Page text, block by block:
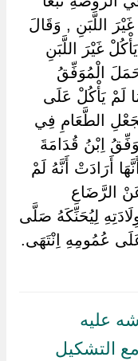
اللَّبَنِ , وَقَالَ
غَيْرَ اللَّبَنِ
الْمُوَفِّقُ
لَمْ يَأْكُلْ عَلَى
الطَّعَامِ فِي
اِبْنُ قُدَامَةَ
أَرَادَتْ أَنَّهُ لَمْ
الرَّضَاعِ
لِيُحَنِّكَهُ صَلَّى
عُمُومِهِ اِنْتَهَى.
عليه
التشكيل